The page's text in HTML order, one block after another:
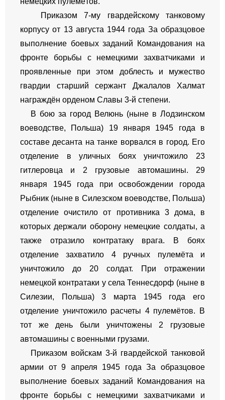
Приказом 7-му гвардейскому танковому
корпусу от 13 августа 1944 года За образцовое
выполнение боевых заданий Командования на
фронте борьбы с немецкими захватчиками и
проявленные при этом доблесть и мужество
гвардии старший сержант Джалалов Халмат
награждён орденом Славы 3-й степени.
В бою за город Велюнь (ныне в Лодзинском
воеводстве, Польша) 19 января 1945 года в
составе десанта на танке ворвался в город. Его
отделение в уличных боях уничтожило 23
гитлеровца и 2 грузовые автомашины. 29
января 1945 года при освобождении города
Рыбник (ныне в Силезском воеводстве, Польша)
отделение очистило от противника 3 дома, в
которых держали оборону немецкие солдаты, а
также отразило контратаку врага. В боях
отделение захватило 4 ручных пулемёта и
уничтожило до 20 солдат. При отражении
немецкой контратаки у села Теннесдорф (ныне в
Силезии, Польша) 3 марта 1945 года его
отделение уничтожило расчеты 4 пулемётов. В
тот же день были уничтожены 2 грузовые
автомашины с военными грузами.
Приказом войскам 3-й гвардейской танковой
армии от 9 апреля 1945 года За образцовое
выполнение боевых заданий Командования на
фронте борьбы с немецкими захватчиками и